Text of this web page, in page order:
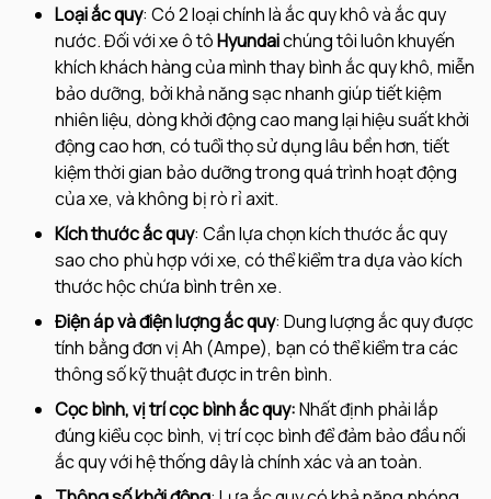
Loại ắc quy: Có 2 loại chính là ắc quy khô và ắc quy
nước. Đối với xe ô tôHyundaichúng tôi luôn khuyến
khích khách hàng của mình thay bình ắc quy khô, miễn
bảo dưỡng, bởi khả năng sạc nhanh giúp tiết kiệm
nhiên liệu, dòng khởi động cao mang lại hiệu suất khởi
động cao hơn, có tuổi thọ sử dụng lâu bền hơn, tiết
kiệm thời gian bảo dưỡng trong quá trình hoạt động
của xe, và không bị rò rỉ axit.
Kích thước ắc quy: Cần lựa chọn kích thước ắc quy
sao cho phù hợp với xe, có thể kiểm tra dựa vào kích
thước hộc chứa bình trên xe.
Điện áp và điện lượng ắc quy: Dung lượng ắc quy được
tính bằng đơn vị Ah (Ampe), bạn có thể kiểm tra các
thông số kỹ thuật được in trên bình.
Cọc bình, vị trí cọc bình ắc quy:Nhất định phải lắp
đúng kiểu cọc bình, vị trí cọc bình để đảm bảo đầu nối
ắc quy với hệ thống dây là chính xác và an toàn.